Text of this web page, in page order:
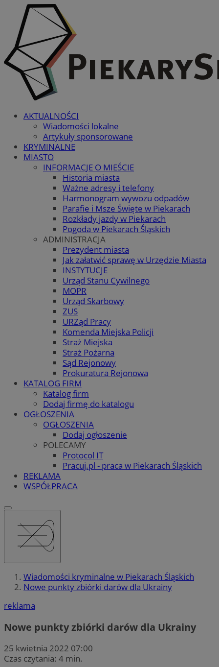
AKTUALNOŚCI
Wiadomości lokalne
Artykuły sponsorowane
KRYMINALNE
MIASTO
INFORMACJE O MIEŚCIE
Historia miasta
Ważne adresy i telefony
Harmonogram wywozu odpadów
Parafie i Msze Święte w Piekarach
Rozkłady jazdy w Piekarach
Pogoda w Piekarach Śląskich
ADMINISTRACJA
Prezydent miasta
Jak załatwić sprawę w Urzędzie Miasta
INSTYTUCJE
Urząd Stanu Cywilnego
MOPR
Urząd Skarbowy
ZUS
URZąd Pracy
Komenda Miejska Policji
Straż Miejska
Straż Pożarna
Sąd Rejonowy
Prokuratura Rejonowa
KATALOG FIRM
Katalog firm
Dodaj firmę do katalogu
OGŁOSZENIA
OGŁOSZENIA
Dodaj ogłoszenie
POLECAMY
Protocol IT
Pracuj.pl - praca w Piekarach Śląskich
REKLAMA
WSPÓŁPRACA
Wiadomości kryminalne w Piekarach Śląskich
Nowe punkty zbiórki darów dla Ukrainy
reklama
Nowe punkty zbiórki darów dla Ukrainy
25 kwietnia 2022 07:00
Czas czytania: 4 min.